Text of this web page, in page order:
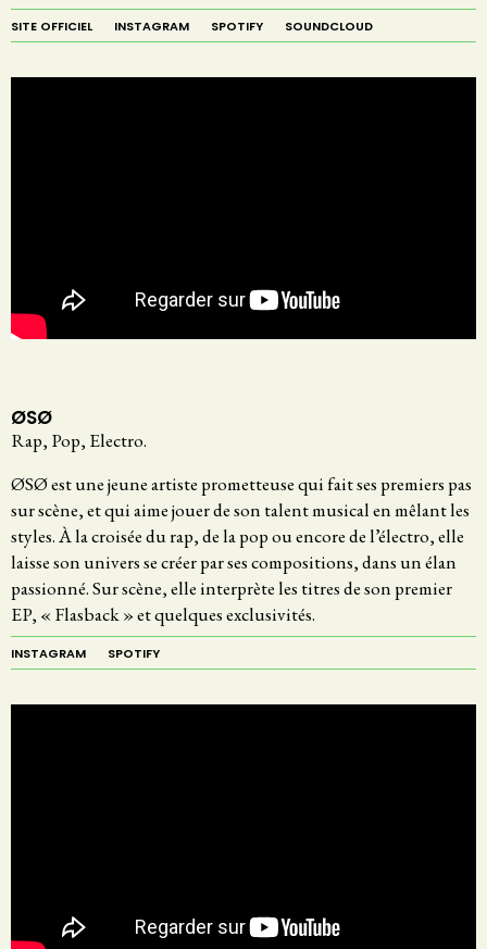
SITE OFFICIEL INSTAGRAM SPOTIFY SOUNDCLOUD
ØSØ
Rap, Pop, Electro.
ØSØ est une jeune artiste prometteuse qui fait ses premiers pas
sur scène, et qui aime jouer de son talent musical en mêlant les
styles. À la croisée du rap, de la pop ou encore de l’électro, elle
laisse son univers se créer par ses compositions, dans un élan
passionné. Sur scène, elle interprète les titres de son premier
EP, « Flasback » et quelques exclusivités.
INSTAGRAM SPOTIFY